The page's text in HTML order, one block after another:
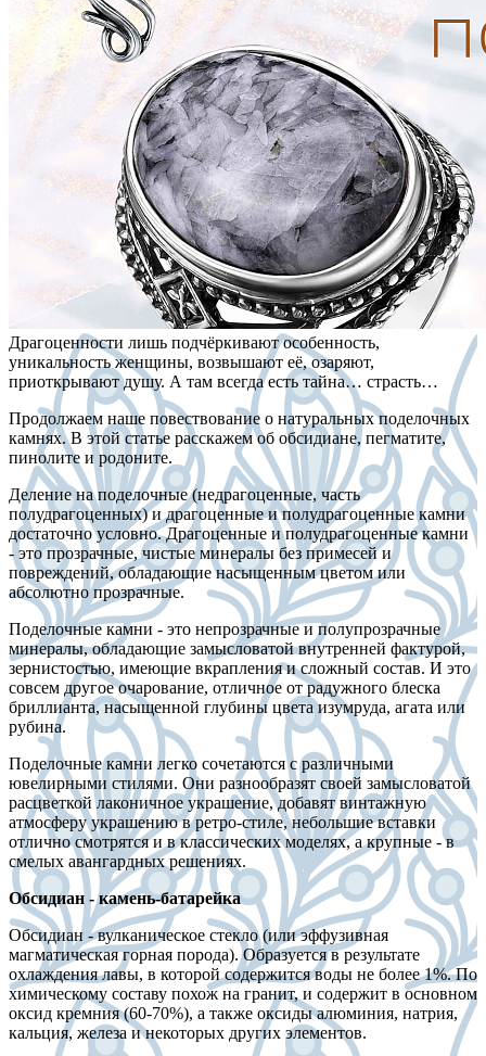
Драгоценности лишь подчёркивают особенность,
уникальность женщины, возвышают её, озаряют,
приоткрывают душу. А там всегда есть тайна… страсть…
Продолжаем наше повествование о натуральных поделочных
камнях. В этой статье расскажем об обсидиане, пегматите,
пинолите и родоните.
Деление на поделочные (недрагоценные, часть
полудрагоценных) и драгоценные и полудрагоценные камни
достаточно условно. Драгоценные и полудрагоценные камни
- это прозрачные, чистые минералы без примесей и
повреждений, обладающие насыщенным цветом или
абсолютно прозрачные.
Поделочные камни - это непрозрачные и полупрозрачные
минералы, обладающие замысловатой внутренней фактурой,
зернистостью, имеющие вкрапления и сложный состав. И это
совсем другое очарование, отличное от радужного блеска
бриллианта, насыщенной глубины цвета изумруда, агата или
рубина.
Поделочные камни легко сочетаются с различными
ювелирными стилями. Они разнообразят своей замысловатой
расцветкой лаконичное украшение, добавят винтажную
атмосферу украшению в ретро-стиле, небольшие вставки
отлично смотрятся и в классических моделях, а крупные - в
смелых авангардных решениях.
Обсидиан - камень-батарейка
Обсидиан - вулканическое стекло (или эффузивная
магматическая горная порода). Образуется в результате
охлаждения лавы, в которой содержится воды не более 1%. По
химическому составу похож на гранит, и содержит в основном
оксид кремния (60-70%), а также оксиды алюминия, натрия,
кальция, железа и некоторых других элементов.